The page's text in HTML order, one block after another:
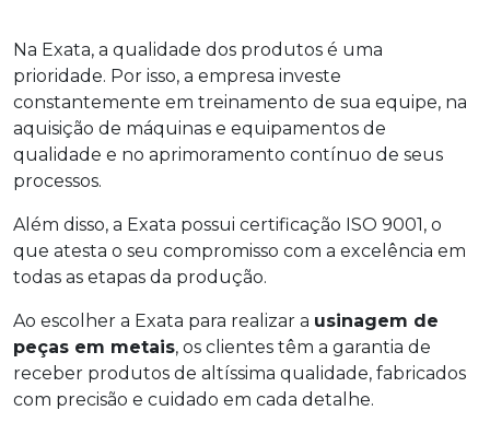
Na Exata, a qualidade dos produtos é uma
prioridade. Por isso, a empresa investe
constantemente em treinamento de sua equipe, na
aquisição de máquinas e equipamentos de
qualidade e no aprimoramento contínuo de seus
processos.
Além disso, a Exata possui certificação ISO 9001, o
que atesta o seu compromisso com a excelência em
todas as etapas da produção.
Ao escolher a Exata para realizar a usinagem de
peças em metais, os clientes têm a garantia de
receber produtos de altíssima qualidade, fabricados
com precisão e cuidado em cada detalhe.